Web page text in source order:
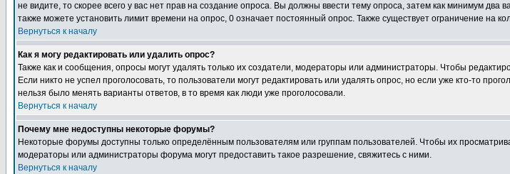
не видите, то скорее всего у вас нет прав на создание опроса. Вы должны ввести тему опроса, затем как минимум два
также можете установить лимит времени на опрос, 0 означает постоянный опрос. Также существует ограничение на
Вернуться к началу
Как я могу редактировать или удалить опрос?
Также как и сообщения, опросы могут удалять только их создатели, модераторы или администраторы. Чтобы
Если никто не успел проголосовать, то пользователи могут редактировать или удалять опрос, но если уже кто-то
нельзя было менять варианты ответов, в то время как люди уже проголосовали.
Вернуться к началу
Почему мне недоступны некоторые форумы?
Некоторые форумы доступны только определённым пользователям или группам пользователей. Чтобы их
модераторы или администраторы форума могут предоставить такое разрешение, свяжитесь с ними.
Вернуться к началу